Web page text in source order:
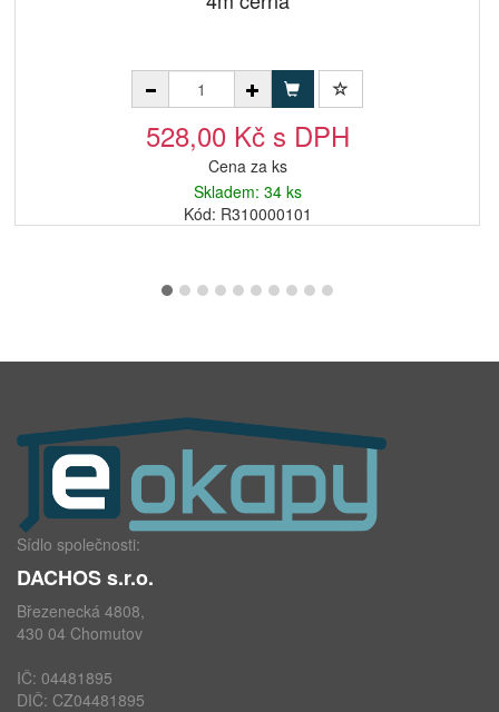
528,00 Kč s DPH
Cena za ks
Skladem: 34 ks
Kód: R310000101
Sídlo společnosti:
DACHOS s.r.o.
Březenecká 4808,
430 04 Chomutov
IČ: 04481895
DIČ: CZ04481895